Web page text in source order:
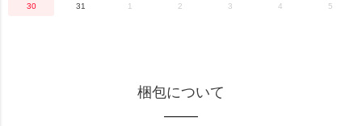
30 31 1 2 3 4 5
梱包について